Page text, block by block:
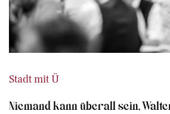
Stadt mit Ü
Niemand kann überall sein,